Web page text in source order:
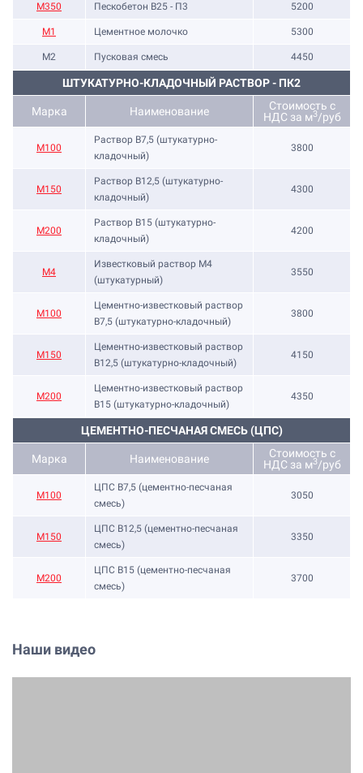
М350 Пескобетон В25 - П3 5200
М1 Цементное молочко 5300
М2 Пусковая смесь 4450
ШТУКАТУРНО-КЛАДОЧНЫЙ РАСТВОР - ПК2
Марка Наименование
Стоимость с
НДС за м3/руб
М100
Раствор B7,5 (штукатурно-
кладочный)
3800
М150
Раствор B12,5 (штукатурно-
кладочный)
4300
М200
Раствор B15 (штукатурно-
кладочный)
4200
М4
Известковый раствор М4
(штукатурный)
3550
М100
Цементно-известковый раствор
B7,5 (штукатурно-кладочный)
3800
М150
Цементно-известковый раствор
B12,5 (штукатурно-кладочный)
4150
М200
Цементно-известковый раствор
B15 (штукатурно-кладочный)
4350
ЦЕМЕНТНО-ПЕСЧАНАЯ СМЕСЬ (ЦПС)
Марка Наименование
Стоимость с
НДС за м3/руб
М100
ЦПС В7,5 (цементно-песчаная
смесь)
3050
М150
ЦПС В12,5 (цементно-песчаная
смесь)
3350
М200
ЦПС В15 (цементно-песчаная
смесь)
3700
Наши видео